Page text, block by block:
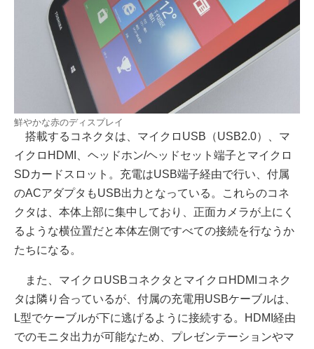
鮮やかな赤のディスプレイ
搭載するコネクタは、マイクロUSB（USB2.0）、マ
イクロHDMI、ヘッドホン/ヘッドセット端子とマイクロ
SDカードスロット。充電はUSB端子経由で行い、付属
のACアダプタもUSB出力となっている。これらのコネ
クタは、本体上部に集中しており、正面カメラが上にく
るような横位置だと本体左側ですべての接続を行なうか
たちになる。
また、マイクロUSBコネクタとマイクロHDMIコネク
タは隣り合っているが、付属の充電用USBケーブルは、
L型でケーブルが下に逃げるように接続する。HDMI経由
でのモニタ出力が可能なため、プレゼンテーションやマ